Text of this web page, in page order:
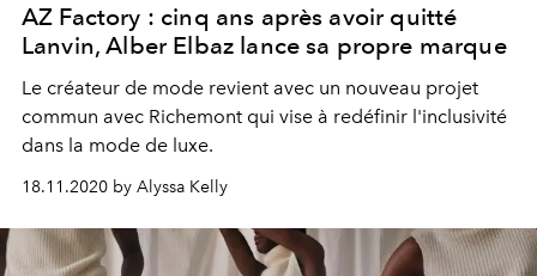
AZ Factory : cinq ans après avoir quitté
Lanvin, Alber Elbaz lance sa propre marque
Le créateur de mode revient avec un nouveau projet
commun avec Richemont qui vise à redéfinir l'inclusivité
dans la mode de luxe.
18.11.2020 by Alyssa Kelly